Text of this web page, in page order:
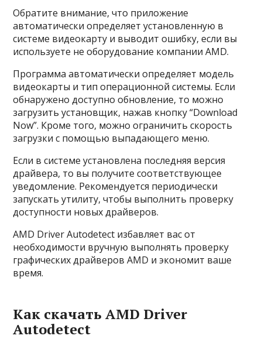
Обратите внимание, что приложение
автоматически определяет установленную в
системе видеокарту и выводит ошибку, если вы
используете не оборудование компании AMD.
Программа автоматически определяет модель
видеокарты и тип операционной системы. Если
обнаружено доступно обновление, то можно
загрузить установщик, нажав кнопку “Download
Now”. Кроме того, можно ограничить скорость
загрузки с помощью выпадающего меню.
Если в системе установлена последняя версия
драйвера, то вы получите соответствующее
уведомление. Рекомендуется периодически
запускать утилиту, чтобы выполнить проверку
доступности новых драйверов.
AMD Driver Autodetect избавляет вас от
необходимости вручную выполнять проверку
графических драйверов AMD и экономит ваше
время.
Как скачать AMD Driver
Autodetect